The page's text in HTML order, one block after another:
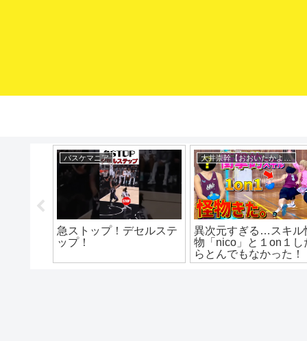
mituaki TV
ローポスト攻め方3選
eHoops / イー・フープス
カーメロ･アンソニー
人によるクイックシュ
トの極意